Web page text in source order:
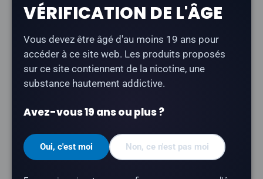
Description
Lemon Drop - Blood Orange est un e-liquide à la
nicotine, à l'orange sanguine et au citron salé.
Type de produit : E-liquide à base de nicotine
Profil aromatique :
orange sanguine, citron
Contenance du flacon :30 ml
VÉRIFICATION DE L'ÂGE
Vous devez être âgé d'au moins 19 ans pour
accéder à ce site web. Les produits proposés
sur ce site contiennent de la nicotine, une
substance hautement addictive.
Avez-vous 19 ans ou plus ?
Oui, c'est moi Non, ce n'est pas moi